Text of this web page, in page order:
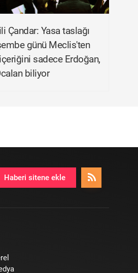
Çandar: Yasa taslağı
günü Meclis'ten
sadece Erdoğan,
biliyor
Haberi sitene ekle